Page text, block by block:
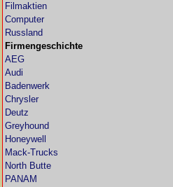
Filmaktien
Computer
Russland
Firmengeschichte
AEG
Audi
Badenwerk
Chrysler
Deutz
Greyhound
Honeywell
Mack-Trucks
North Butte
PANAM